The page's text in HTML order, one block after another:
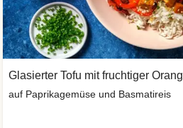
Glasierter Tofu mit fruchtiger
auf Paprikagemüse und Basmatireis